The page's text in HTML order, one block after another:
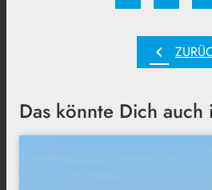
chevron_left
Das könnte Dich auch